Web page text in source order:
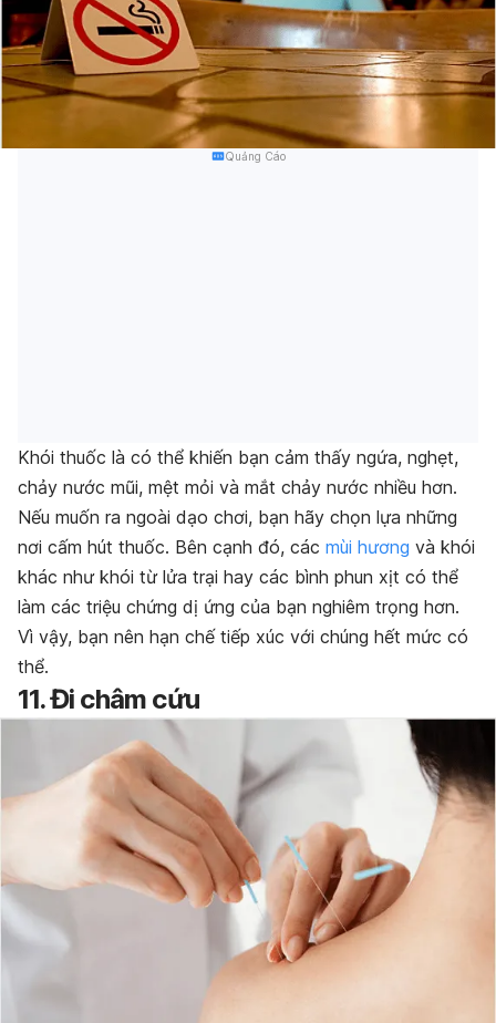
Quảng Cáo
Khói thuốc là có thể khiến bạn cảm thấy ngứa, nghẹt,
chảy nước mũi, mệt mỏi và mắt chảy nước nhiều hơn.
Nếu muốn ra ngoài dạo chơi, bạn hãy chọn lựa những
nơi cấm hút thuốc. Bên cạnh đó, các mùi hương và khói
khác như khói từ lửa trại hay các bình phun xịt có thể
làm các triệu chứng dị ứng của bạn nghiêm trọng hơn.
Vì vậy, bạn nên hạn chế tiếp xúc với chúng hết mức có
thể.
11. Đi châm cứu